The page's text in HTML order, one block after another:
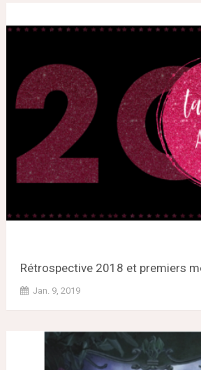
Rétrospective 2018 et premiers
Jan. 9, 2019